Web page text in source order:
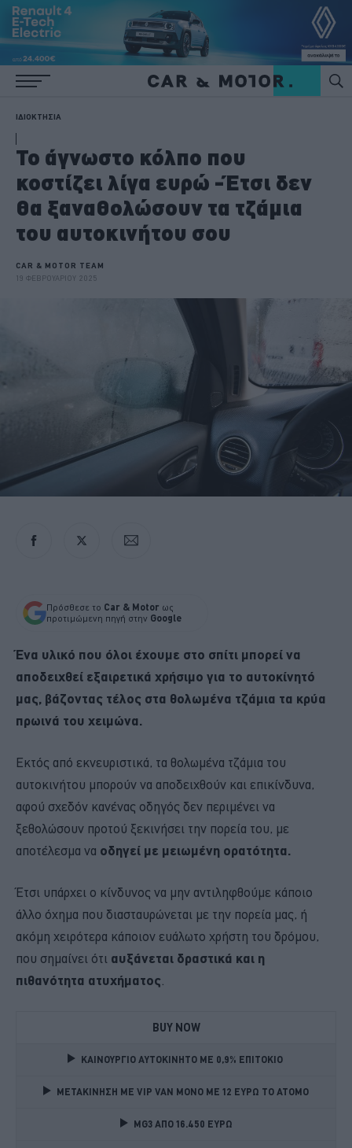
ΙΔΙΟΚΤΗΣΙΑ
Το άγνωστο κόλπο που
κοστίζει λίγα ευρώ -Έτσι δεν
θα ξαναθολώσουν τα τζάμια
του αυτοκινήτου σου
CAR & MOTOR TEAM
19 ΦΕΒΡΟΥΑΡΙΟΥ 2025
Πρόσθεσε το Car & Motor ως
προτιμώμενη πηγή στην Google
Ένα υλικό που όλοι έχουμε στο σπίτι μπορεί να
αποδειχθεί εξαιρετικά χρήσιμο για το αυτοκίνητό
μας, βάζοντας τέλος στα θολωμένα τζάμια τα κρύα
πρωινά του χειμώνα.
Εκτός από εκνευριστικά, τα θολωμένα τζάμια του
αυτοκινήτου μπορούν να αποδειχθούν και επικίνδυνα,
αφού σχεδόν κανένας οδηγός δεν περιμένει να
ξεθολώσουν προτού ξεκινήσει την πορεία του, με
αποτέλεσμα να οδηγεί με μειωμένη ορατότητα.
Έτσι υπάρχει ο κίνδυνος να μην αντιληφθούμε κάποιο
άλλο όχημα που διασταυρώνεται με την πορεία μας, ή
ακόμη χειρότερα κάποιον ευάλωτο χρήστη του δρόμου,
που σημαίνει ότι αυξάνεται δραστικά και η
πιθανότητα ατυχήματος
BUY NOW
ΚΑΙΝΟΥΡΓΙΟ ΑΥΤΟΚΙΝΗΤΟ ΜΕ 0,9% ΕΠΙΤΟΚΙΟ
ΜΕΤΑΚΙΝΗΣΗ ΜΕ VIP VAN ΜΟΝΟ ΜΕ 12 ΕΥΡΩ ΤΟ ΑΤΟΜΟ
MG3 ΑΠΟ 16.450 ΕΥΡΩ